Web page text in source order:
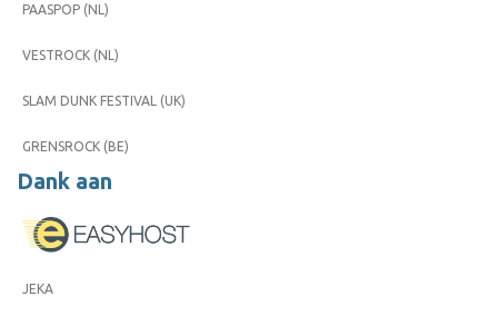
PAASPOP (NL)
VESTROCK (NL)
SLAM DUNK FESTIVAL (UK)
GRENSROCK (BE)
Dank aan
JEKA